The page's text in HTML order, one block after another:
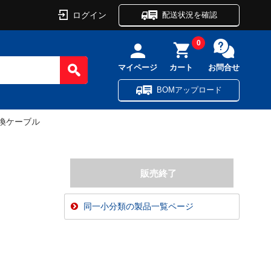
ログイン 配送状況を確認
マイページ カート
0
お問合せ
BOMアップロード
ケーブル
同一小分類の製品一覧ページ